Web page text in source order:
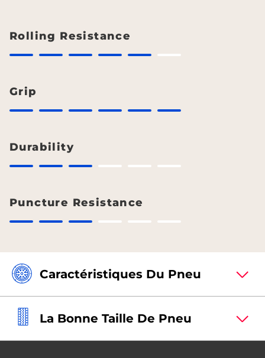
Rolling Resistance
Grip
Durability
Puncture Resistance
Caractéristiques Du Pneu
La Bonne Taille De Pneu